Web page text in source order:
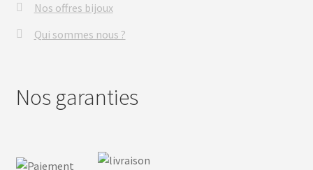
Nos offres bijoux
Qui sommes nous ?
Nos garanties